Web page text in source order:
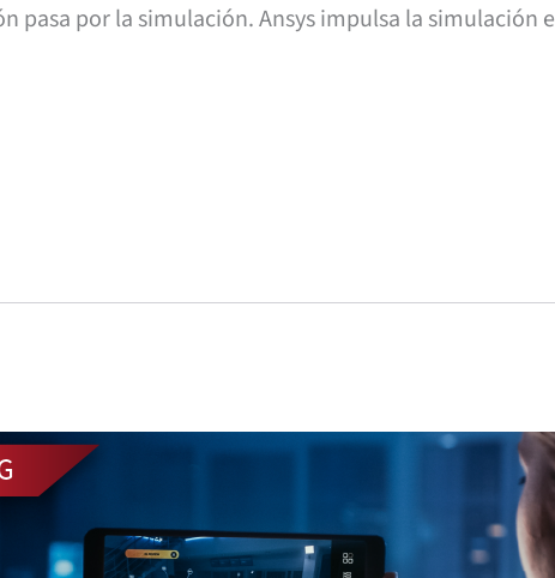
pasa por la simulación. Ansys impulsa la simulación